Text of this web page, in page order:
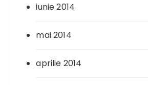
iunie 2014
mai 2014
aprilie 2014